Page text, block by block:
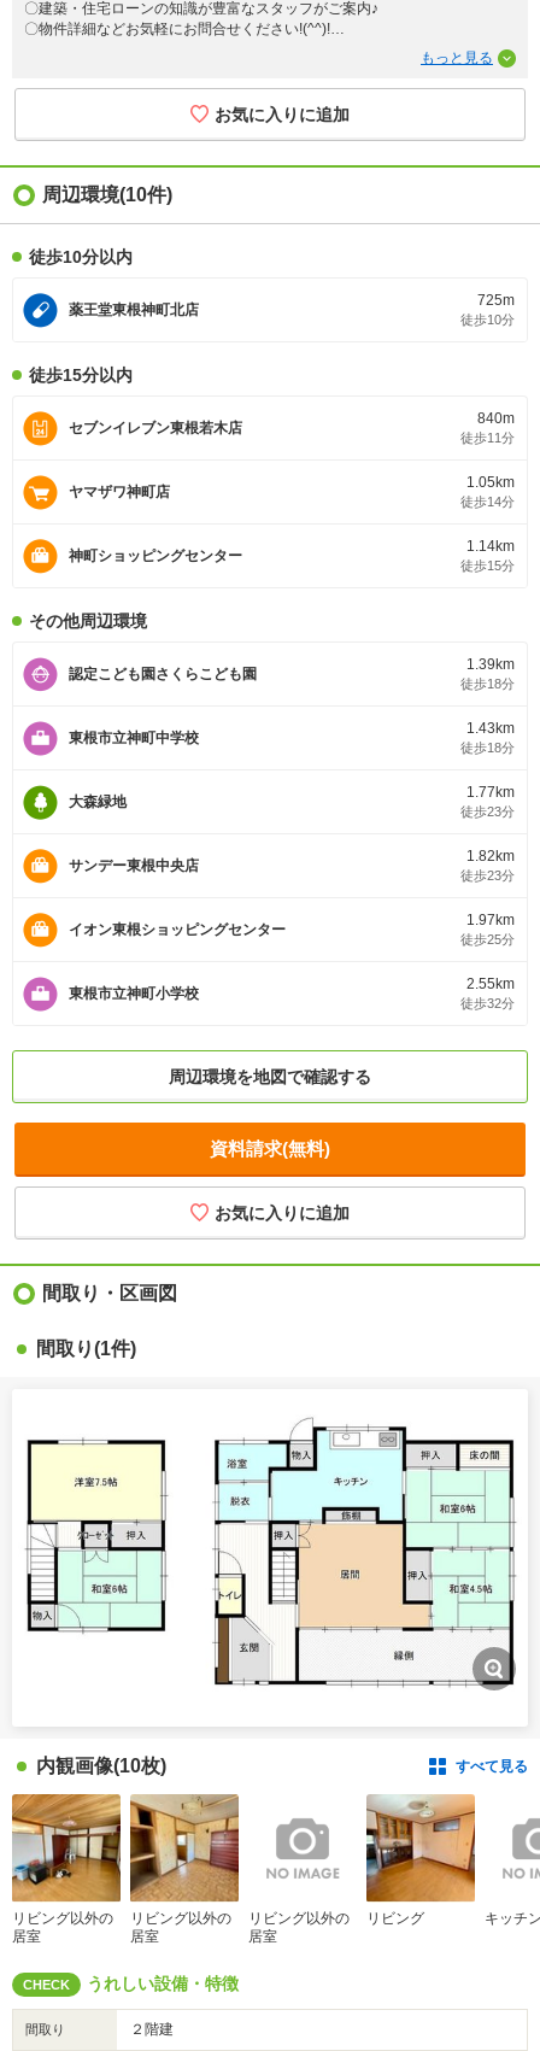
〇建築・住宅ローンの知識が豊富なスタッフがご案内♪
〇物件詳細などお気軽にお問合せください!(^^)!
住まいずONEでは【注文住宅】や【リフォーム・不動産業】で経験豊富な
スタッフがお客様の住まい探しをお手伝いさせていただいております。
周辺環境(10件)
徒歩10分以内
薬王堂東根神町北店
725m
徒歩10分
徒歩15分以内
セブンイレブン東根若木店
840m
徒歩11分
ヤマザワ神町店
1.05km
徒歩14分
神町ショッピングセンター
1.14km
徒歩15分
その他周辺環境
認定こども園さくらこども園
1.39km
徒歩18分
東根市立神町中学校
1.43km
徒歩18分
大森緑地
1.77km
徒歩23分
サンデー東根中央店
1.82km
徒歩23分
イオン東根ショッピングセンター
1.97km
徒歩25分
東根市立神町小学校
2.55km
徒歩32分
周辺環境を地図で確認する
資料請求(無料)
間取り・区画図
間取り(1件)
内観画像(10枚) すべて見る
リビング以外の
居室
リビング以外の
居室
リビング以外の
居室
リビング キッチ
CHECK うれしい設備・特徴
間取り ２階建